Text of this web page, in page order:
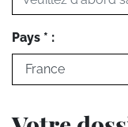
Pays * :